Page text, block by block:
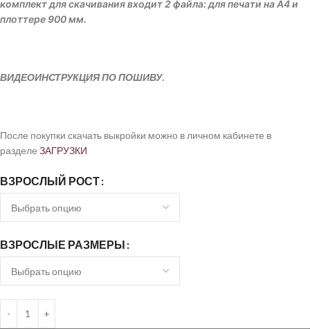
комплект для скачивания входит 2 файла: для печати на А4 и
плоттере 900 мм.
ВИДЕОИНСТРУКЦИЯ ПО ПОШИВУ.
После покупки скачать выкройки можно в личном кабинете в
разделе ЗАГРУЗКИ
ВЗРОСЛЫЙ РОСТ
ВЗРОСЛЫЕ РАЗМЕРЫ